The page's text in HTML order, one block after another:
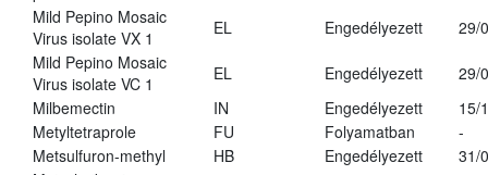
Mild Pepino Mosaic
Virus isolate VX 1
EL Engedélyezett
29/
Mild Pepino Mosaic
Virus isolate VC 1
EL Engedélyezett
29/
Milbemectin
IN Engedélyezett
15/
Metyltetraprole
FU Folyamatban
-
Metsulfuron-methyl
HB Engedélyezett
31/